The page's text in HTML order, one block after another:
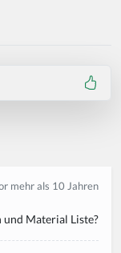
mehr als 10 Jahren
und Material Liste?